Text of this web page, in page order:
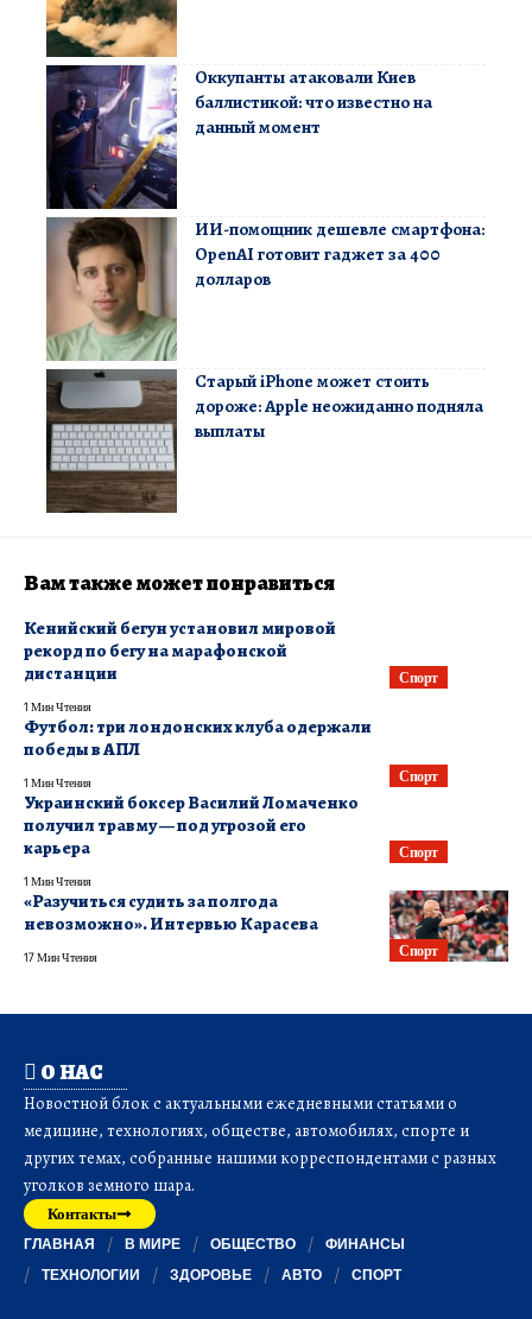
Оккупанты атаковали Киев
баллистикой: что известно на
данный момент
ИИ-помощник дешевле смартфона:
OpenAI готовит гаджет за 400
долларов
Старый iPhone может стоить
дороже: Apple неожиданно подняла
выплаты
Вам также может понравиться
Спорт
Кенийский бегун установил мировой
рекорд по бегу на марафонской
дистанции
1 Мин Чтения
Спорт
Футбол: три лондонских клуба одержали
победы в АПЛ
1 Мин Чтения
Спорт
Украинский боксер Василий Ломаченко
получил травму — под угрозой его
карьера
1 Мин Чтения
Спорт
«Разучиться судить за полгода
невозможно». Интервью Карасева
17 Мин Чтения
О НАС
Новостной блок с актуальными ежедневными статьями о
медицине, технологиях, обществе, автомобилях, спорте и
других темах, собранные нашими корреспондентами с разных
уголков земного шара.
Контакты
ГЛАВНАЯ В МИРЕ ОБЩЕСТВО
ФИНАНСЫ
ТЕХНОЛОГИИ
ЗДОРОВЬЕ АВТО СПОРТ